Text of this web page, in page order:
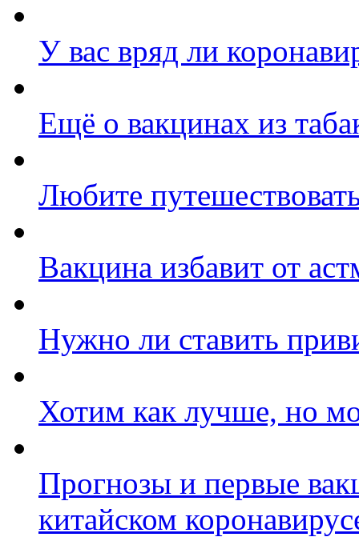
У вас вряд ли
Ещё о вакцинах из
Любите
Вакцина избавит от
Нужно ли ставить
Хотим как лучше, но
Прогнозы и первые
китайском